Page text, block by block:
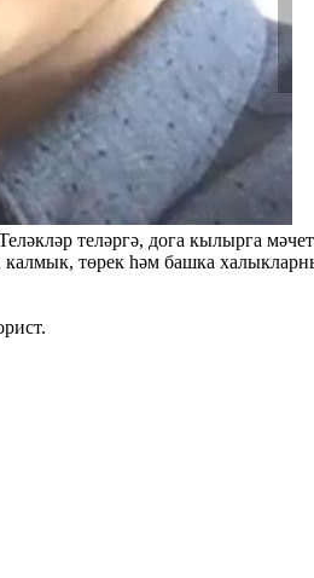
теләргә, дога кылырга
төрек һәм башка